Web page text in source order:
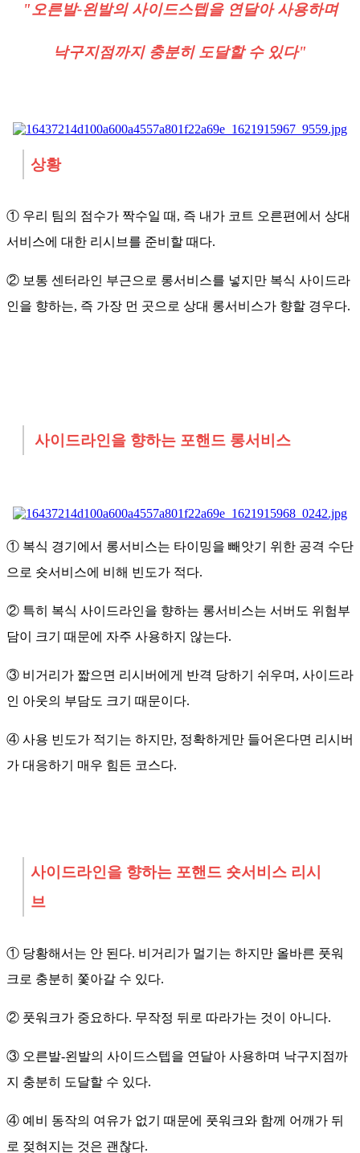
"오른발-왼발의 사이드스텝을 연달아 사용하며
낙구지점까지 충분히 도달할 수 있다"
상황
① 우리 팀의 점수가 짝수일 때, 즉 내가 코트 오른편에서 상대
서비스에 대한 리시브를 준비할 때다.
② 보통 센터라인 부근으로 롱서비스를 넣지만 복식 사이드라
인을 향하는, 즉 가장 먼 곳으로 상대 롱서비스가 향할 경우다.
사이드라인을 향하는 포핸드 롱서비스
① 복식 경기에서 롱서비스는 타이밍을 빼앗기 위한 공격 수단
으로 숏서비스에 비해 빈도가 적다.
② 특히 복식 사이드라인을 향하는 롱서비스는 서버도 위험부
담이 크기 때문에 자주 사용하지 않는다.
③ 비거리가 짧으면 리시버에게 반격 당하기 쉬우며, 사이드라
인 아웃의 부담도 크기 때문이다.
④ 사용 빈도가 적기는 하지만, 정확하게만 들어온다면 리시버
가 대응하기 매우 힘든 코스다.
사이드라인을 향하는 포핸드 숏서비스 리시
브
① 당황해서는 안 된다. 비거리가 멀기는 하지만 올바른 풋워
크로 충분히 쫓아갈 수 있다.
② 풋워크가 중요하다. 무작정 뒤로 따라가는 것이 아니다.
③ 오른발-왼발의 사이드스텝을 연달아 사용하며 낙구지점까
지 충분히 도달할 수 있다.
④ 예비 동작의 여유가 없기 때문에 풋워크와 함께 어깨가 뒤
로 젖혀지는 것은 괜찮다.